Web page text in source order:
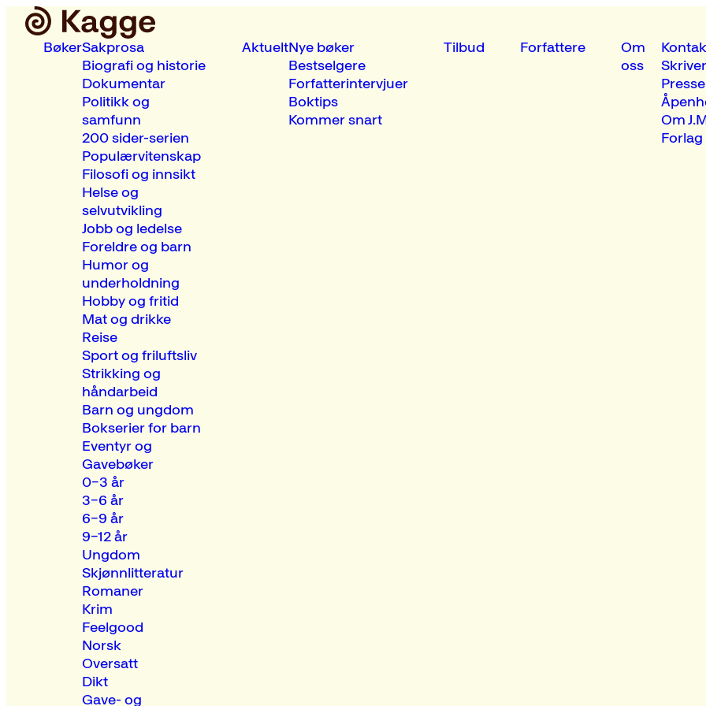
BøkerSakprosa
Biografi og historie
Dokumentar
Politikk og
samfunn
200 sider-serien
Populærvitenskap
Filosofi og innsikt
Helse og
selvutvikling
Jobb og ledelse
Foreldre og barn
Humor og
underholdning
Hobby og fritid
Mat og drikke
Reise
Sport og friluftsliv
Strikking og
håndarbeid
Barn og ungdom
Bokserier for barn
Eventyr og
Gavebøker
0–3 år
3–6 år
6–9 år
9–12 år
Ungdom
Skjønnlitteratur
Romaner
Krim
Feelgood
Norsk
Oversatt
Dikt
Gave- og
AktueltNye bøker
Bestselgere
Forfatterintervjuer
Boktips
Kommer snart
Tilbud Forfattere
Om
oss
Presse
Om
Forlag